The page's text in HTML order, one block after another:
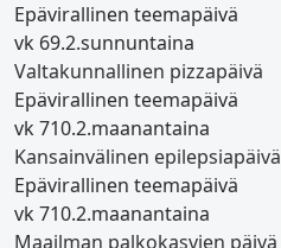
Epävirallinen teemapäivä
vk 69.2.sunnuntaina
Valtakunnallinen pizzapäivä
Epävirallinen teemapäivä
vk 710.2.maanantaina
Kansainvälinen epilepsiapäivä
Epävirallinen teemapäivä
vk 710.2.maanantaina
Maailman palkokasvien päivä